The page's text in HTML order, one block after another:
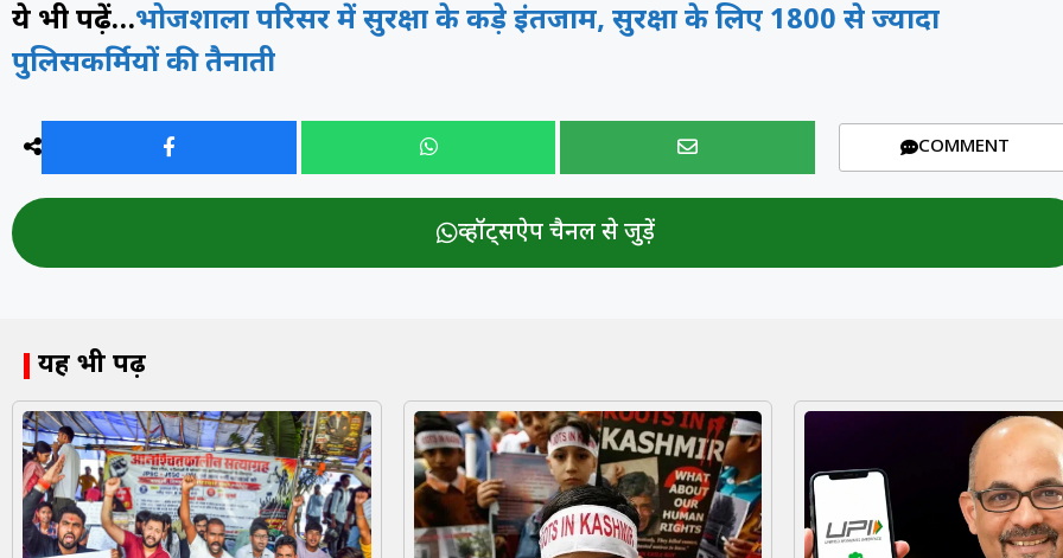
ये भी पढ़ें…भोजशाला परिसर में सुरक्षा के कड़े इंतजाम, सुरक्षा के लिए 1800 से ज्यादा
पुलिसकर्मियों की तैनाती
COMMENT
व्हॉट्सऐप चैनल से जुड़ें
यह भी पढ़ें